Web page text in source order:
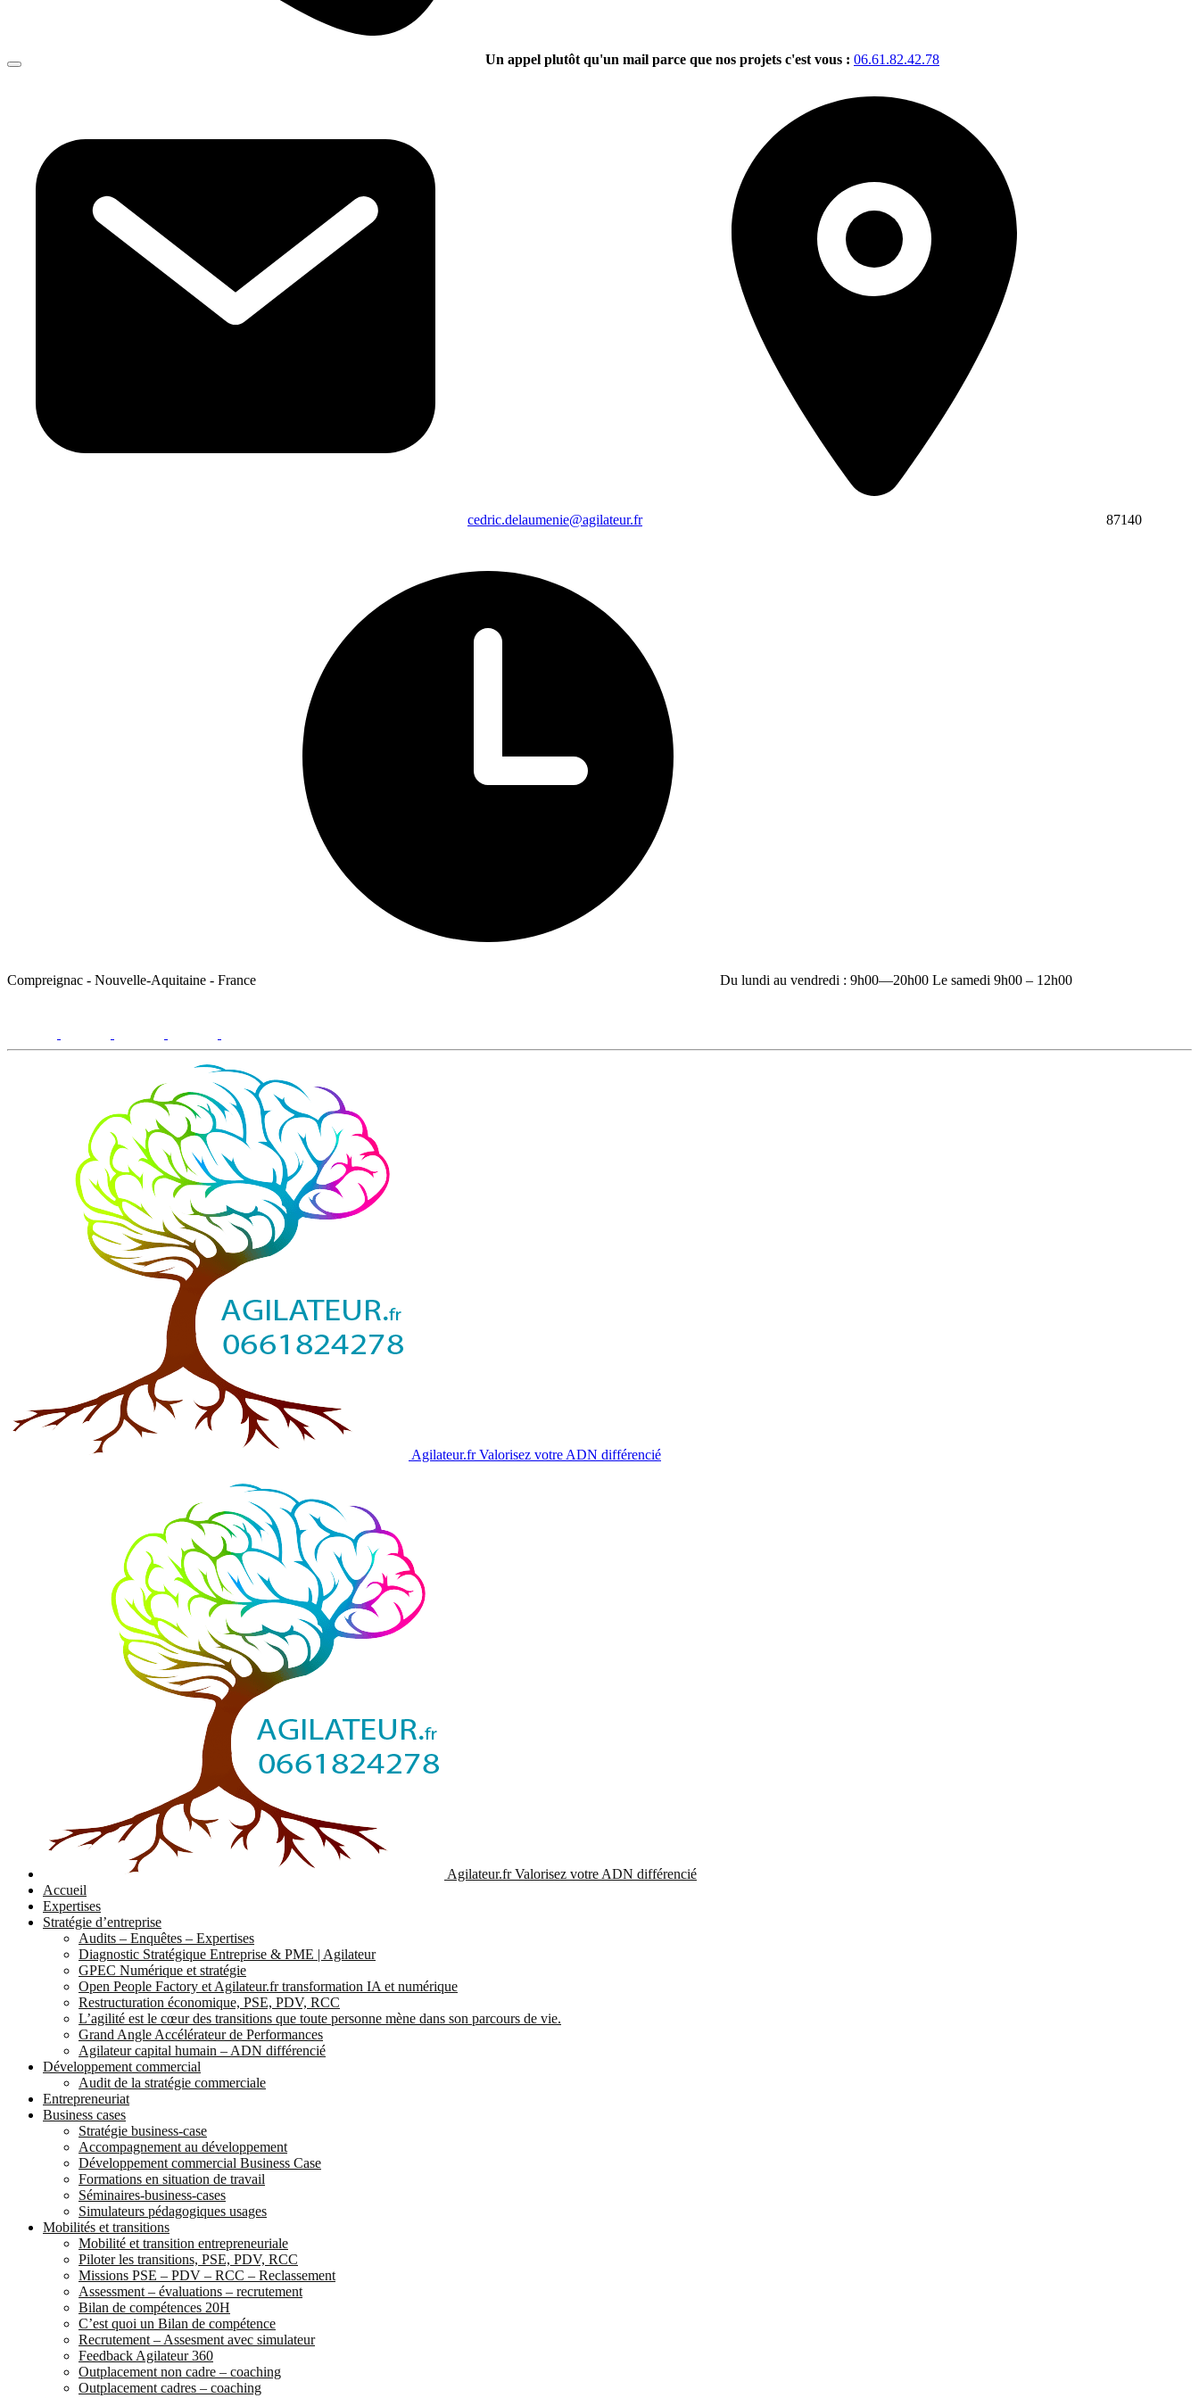
Un appel plutôt qu'un mail parce que nos projets c'est vous : 06.61.82.42.78
cedric.delaumenie@agilateur.fr 87140
Compreignac - Nouvelle-Aquitaine - France
Du lundi au vendredi : 9h00—20h00 Le samedi 9h00 – 12h00
Agilateur.frValorisez votre ADN différencié
Agilateur.frValorisez votre ADN différencié
Accueil
Expertises
Stratégie d’entreprise
Audits – Enquêtes – Expertises
Diagnostic Stratégique Entreprise & PME | Agilateur
GPEC Numérique et stratégie
Open People Factory et Agilateur.fr transformation IA et numérique
Restructuration économique, PSE, PDV, RCC
L’agilité est le cœur des transitions que toute personne mène dans son parcours de vie.
Grand Angle Accélérateur de Performances
Agilateur capital humain – ADN différencié
Développement commercial
Audit de la stratégie commerciale
Entrepreneuriat
Business cases
Stratégie business-case
Accompagnement au développement
Développement commercial Business Case
Formations en situation de travail
Séminaires-business-cases
Simulateurs pédagogiques usages
Mobilités et transitions
Mobilité et transition entrepreneuriale
Piloter les transitions, PSE, PDV, RCC
Missions PSE – PDV – RCC – Reclassement
Assessment – évaluations – recrutement
Bilan de compétences 20H
C’est quoi un Bilan de compétence
Recrutement – Assesment avec simulateur
Feedback Agilateur 360
Outplacement non cadre – coaching
Outplacement cadres – coaching